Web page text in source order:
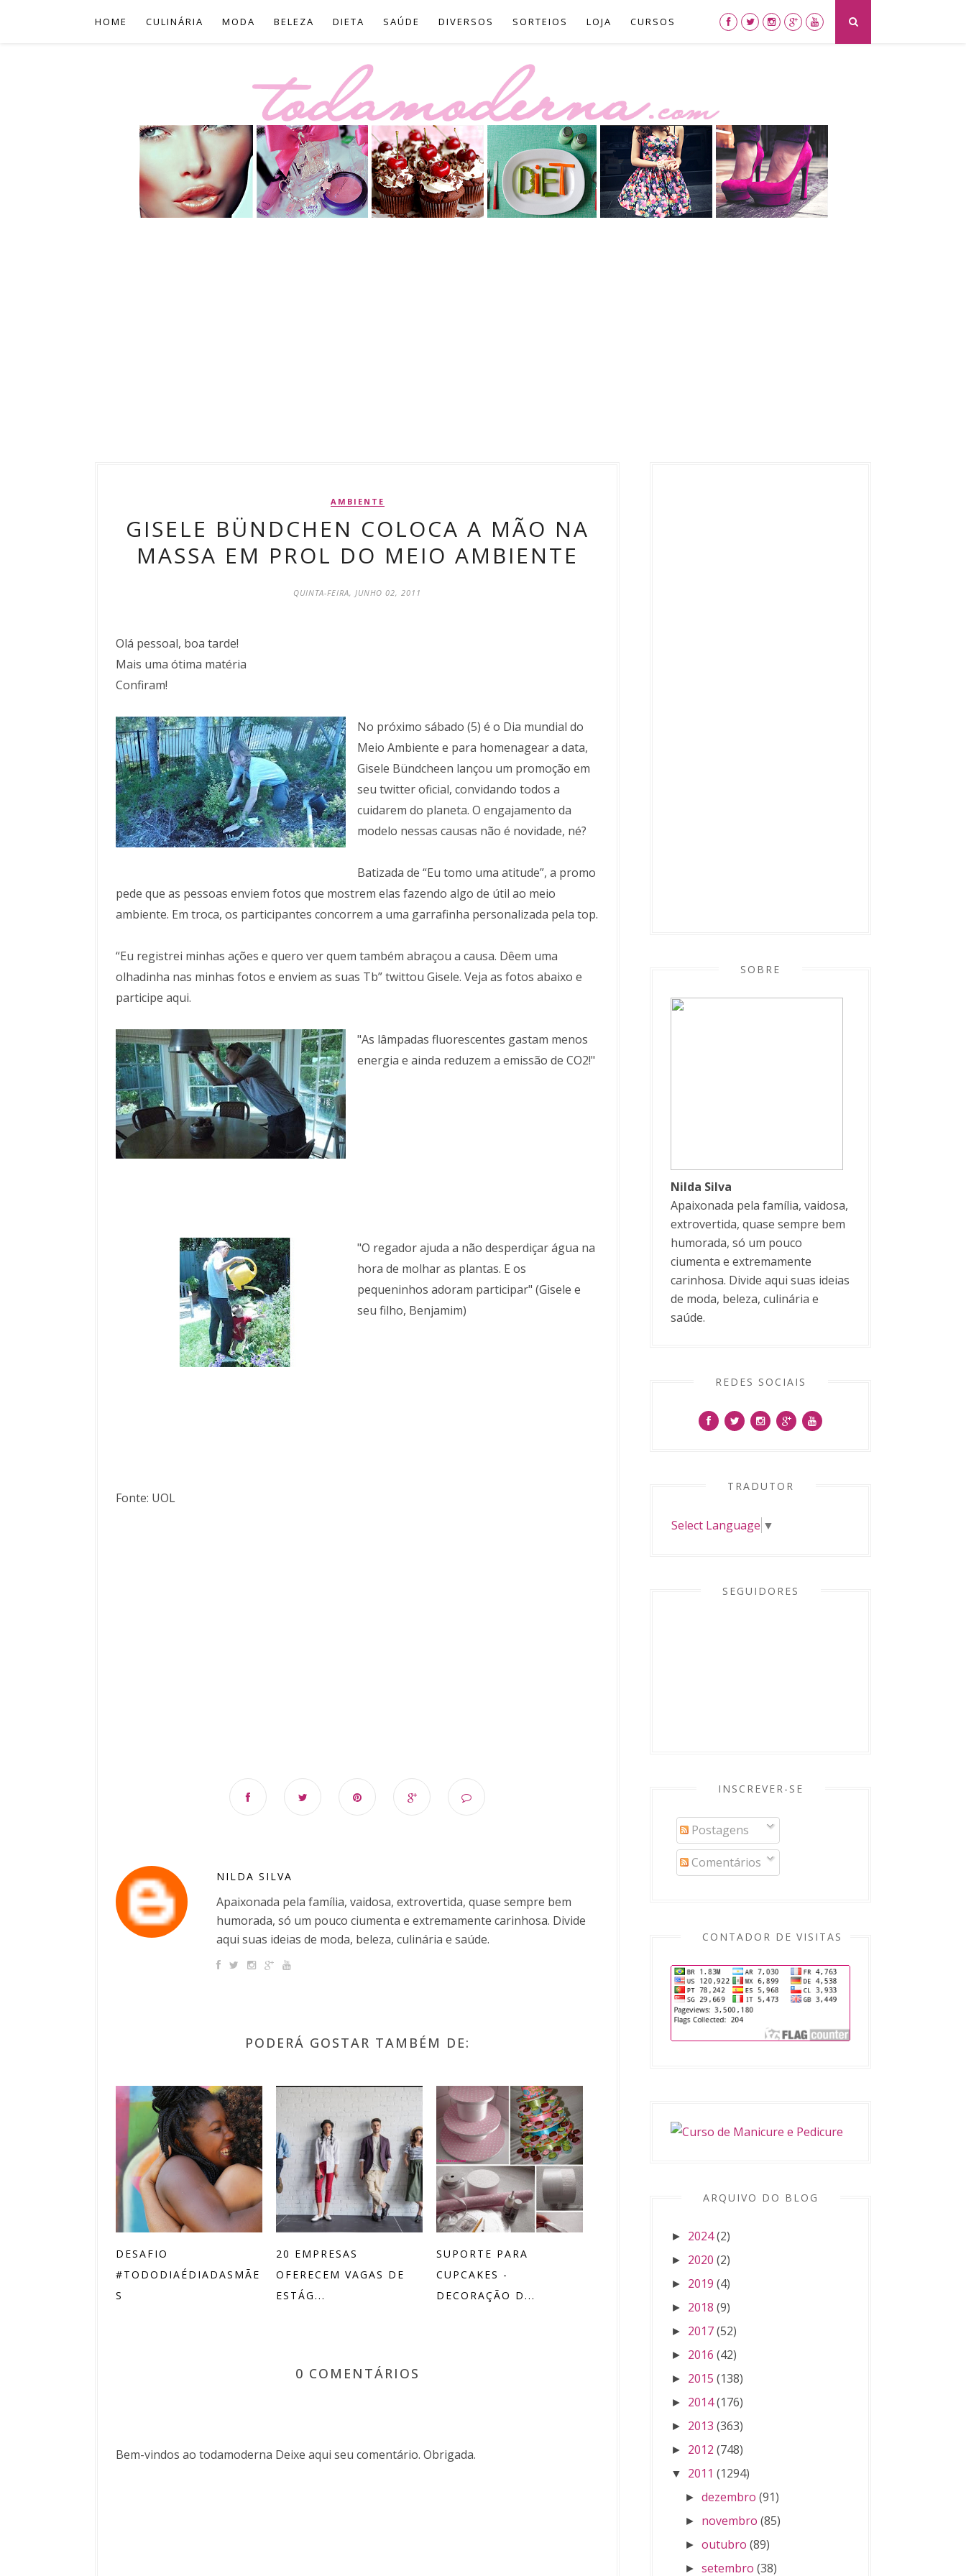
HOME CULINÁRIA MODA BELEZA DIETA SAÚDE DIVERSOS SORTEIOS LOJA CURSOS
AMBIENTE
GISELE BÜNDCHEN COLOCA A MÃO NA
MASSA EM PROL DO MEIO AMBIENTE
QUINTA-FEIRA, JUNHO 02, 2011
Olá pessoal, boa tarde!
Mais uma ótima matéria
Confiram!
No próximo sábado (5) é o Dia mundial do
Meio Ambiente e para homenagear a data,
Gisele Bündcheen lançou um promoção em
seu twitter oficial, convidando todos a
cuidarem do planeta. O engajamento da
modelo nessas causas não é novidade, né?
Batizada de “Eu tomo uma atitude”, a promo
pede que as pessoas enviem fotos que mostrem elas fazendo algo de útil ao meio
ambiente. Em troca, os participantes concorrem a uma garrafinha personalizada pela top.
“Eu registrei minhas ações e quero ver quem também abraçou a causa. Dêem uma
olhadinha nas minhas fotos e enviem as suas Tb” twittou Gisele. Veja as fotos abaixo e
participe aqui.
"As lâmpadas fluorescentes gastam menos
energia e ainda reduzem a emissão de CO2!"
"O regador ajuda a não desperdiçar água na
hora de molhar as plantas. E os
pequeninhos adoram participar" (Gisele e
seu filho, Benjamim)
Fonte: UOL
NILDA SILVA
Apaixonada pela família, vaidosa, extrovertida, quase sempre bem
humorada, só um pouco ciumenta e extremamente carinhosa. Divide
aqui suas ideias de moda, beleza, culinária e saúde.
PODERÁ GOSTAR TAMBÉM DE:
DESAFIO
#TODODIAÉDIADASMÃE
S
20 EMPRESAS
OFERECEM VAGAS DE
ESTÁG...
SUPORTE PARA
CUPCAKES -
DECORAÇÃO D...
0 COMENTÁRIOS
Bem-vindos ao todamoderna Deixe aqui seu comentário. Obrigada.
SOBRE
Nilda Silva
Apaixonada pela família, vaidosa,
extrovertida, quase sempre bem
humorada, só um pouco
ciumenta e extremamente
carinhosa. Divide aqui suas ideias
de moda, beleza, culinária e
saúde.
REDES SOCIAIS
TRADUTOR
Select Language ▼
SEGUIDORES
INSCREVER-SE
Postagens
Comentários
CONTADOR DE VISITAS
ARQUIVO DO BLOG
► 2024(2)
► 2020 (2)
► 2019 (4)
► 2018 (9)
► 2017(52)
► 2016 (42)
► 2015 (138)
► 2014(176)
► 2013 (363)
► 2012 (748)
▼ 2011 (1294)
►dezembro (91)
► novembro (85)
►outubro (89)
►setembro (38)